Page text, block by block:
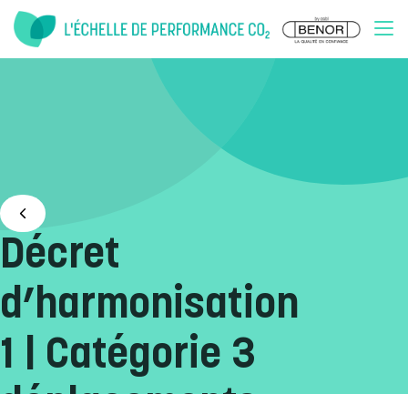
Décret
d’harmonisation
1 | Catégorie 3